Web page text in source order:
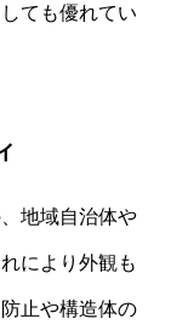
ても優れてい
地域自治体や
により外観も
止や構造体の